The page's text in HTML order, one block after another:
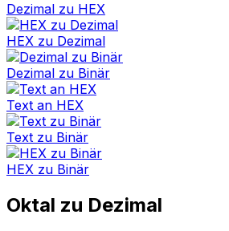
Dezimal zu HEX
HEX zu Dezimal
Dezimal zu Binär
Text an HEX
Text zu Binär
HEX zu Binär
Oktal zu Dezimal